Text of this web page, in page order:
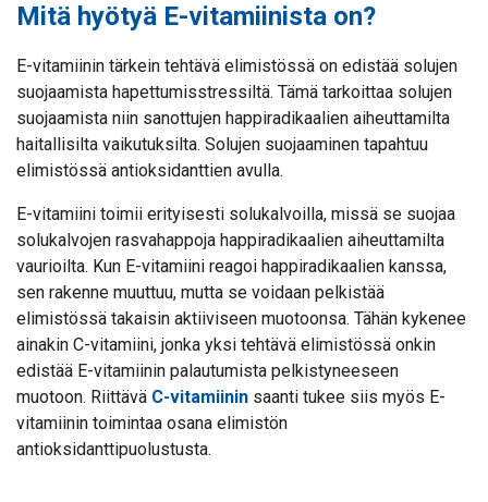
Mitä hyötyä E-vitamiinista on?
E-vitamiinin tärkein tehtävä elimistössä on edistää solujen
suojaamista hapettumisstressiltä. Tämä tarkoittaa solujen
suojaamista niin sanottujen happiradikaalien aiheuttamilta
haitallisilta vaikutuksilta. Solujen suojaaminen tapahtuu
elimistössä antioksidanttien avulla.
E-vitamiini toimii erityisesti solukalvoilla, missä se suojaa
solukalvojen rasvahappoja happiradikaalien aiheuttamilta
vaurioilta. Kun E-vitamiini reagoi happiradikaalien kanssa,
sen rakenne muuttuu, mutta se voidaan pelkistää
elimistössä takaisin aktiiviseen muotoonsa. Tähän kykenee
ainakin C-vitamiini, jonka yksi tehtävä elimistössä onkin
edistää E-vitamiinin palautumista pelkistyneeseen
muotoon. Riittävä C-vitamiinin saanti tukee siis myös E-
vitamiinin toimintaa osana elimistön
antioksidanttipuolustusta.